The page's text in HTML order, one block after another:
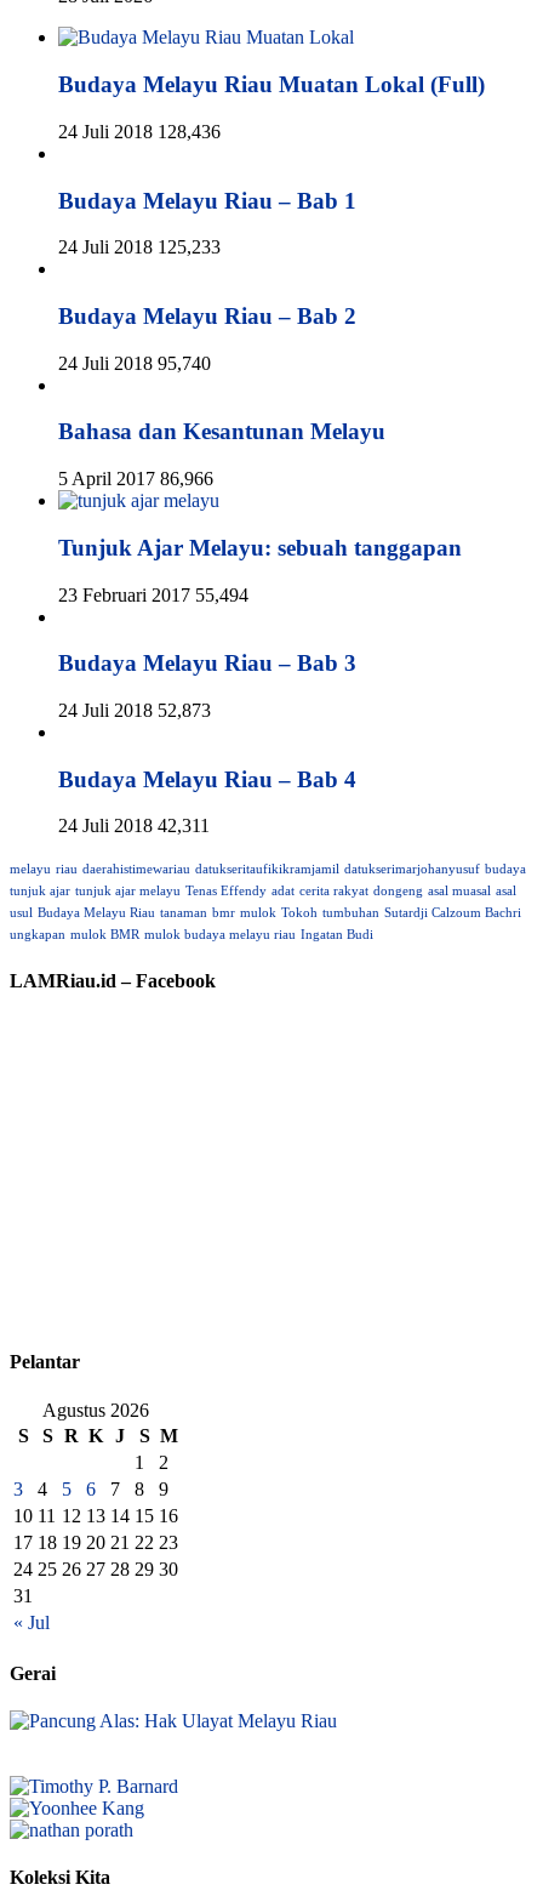
Budaya Melayu Riau Muatan Lokal (Full)
24 Juli 2018 128,436
Budaya Melayu Riau – Bab 1
24 Juli 2018 125,233
Budaya Melayu Riau – Bab 2
24 Juli 2018 95,740
Bahasa dan Kesantunan Melayu
5 April 2017 86,966
Tunjuk Ajar Melayu: sebuah tanggapan
23 Februari 2017 55,494
Budaya Melayu Riau – Bab 3
24 Juli 2018 52,873
Budaya Melayu Riau – Bab 4
24 Juli 2018 42,311
melayu riau daerahistimewariau datukseritaufikikramjamil datukserimarjohanyusuf budaya
tunjuk ajar tunjuk ajar melayu Tenas Effendy adat cerita rakyat dongeng asal muasal asal
usul Budaya Melayu Riau tanaman bmr mulok Tokoh tumbuhan Sutardji Calzoum Bachri
ungkapan mulok BMR mulok budaya melayu riau Ingatan Budi
LAMRiau.id – Facebook
Pelantar
Agustus 2026
S
S R K J S M
« Jul
1
2
3
4 5 6 7 8
9
10 11 12 13 14 15 16
17 18 19 20 21 22 23
24 25 26 27 28 29 30
31
Gerai
Koleksi Kita